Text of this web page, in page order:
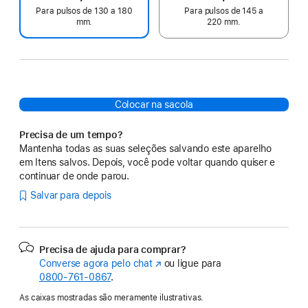
Para pulsos de 130 a 180
mm.
Para pulsos de 145 a
220 mm.
Colocar na sacola
Precisa de um tempo?
Mantenha todas as suas seleções salvando este aparelho
em Itens salvos. Depois, você pode voltar quando quiser e
continuar de onde parou.
Salvar para depois
Precisa de ajuda para comprar?
Converse agora pelo chat(o
em
ou ligue para
0800-761-0867.
As caixas mostradas são meramente ilustrativas.